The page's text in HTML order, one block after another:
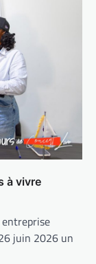
à vivre
entreprise
juin 2026 un